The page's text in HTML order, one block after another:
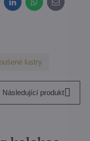
LinkedInWhatsApp
E-
mail
lustry
Následující produkt